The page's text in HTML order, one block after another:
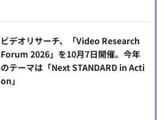
ビデオリサーチ、「Video Research
Forum 2026」を10月7日開催。今年
のテーマは「Next STANDARD in Acti
on」